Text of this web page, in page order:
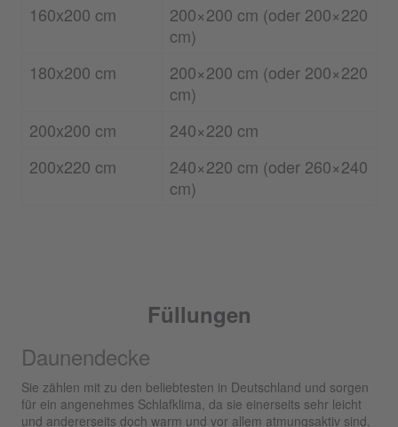
160x200 cm
200×200 cm (oder 200×220
cm)
180x200 cm
200×200 cm (oder 200×220
cm)
200x200 cm
240×220 cm
200x220 cm
240×220 cm (oder 260×240
cm)
Füllungen
Daunendecke
Sie zählen mit zu den beliebtesten in Deutschland und sorgen
für ein angenehmes Schlafklima, da sie einerseits sehr leicht
und andererseits doch warm und vor allem atmungsaktiv sind.